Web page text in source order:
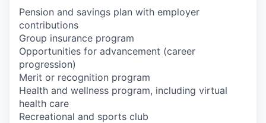
Pension and savings plan with employer
contributions
Group insurance program
Opportunities for advancement (career
progression)
Merit or recognition program
Health and wellness program, including virtual
health care
Recreational and sports club